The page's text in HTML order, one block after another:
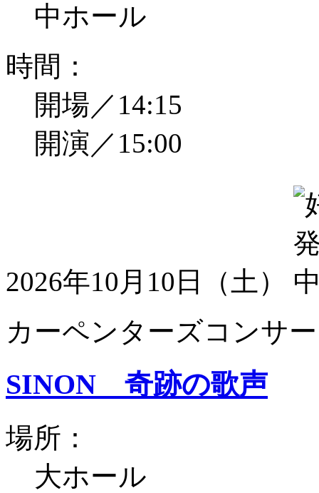
中ホール
時間：
開場／14:15
開演／15:00
2026年10月10日（土）
カーペンターズコンサ
SINON 奇跡の歌声
場所：
大ホール